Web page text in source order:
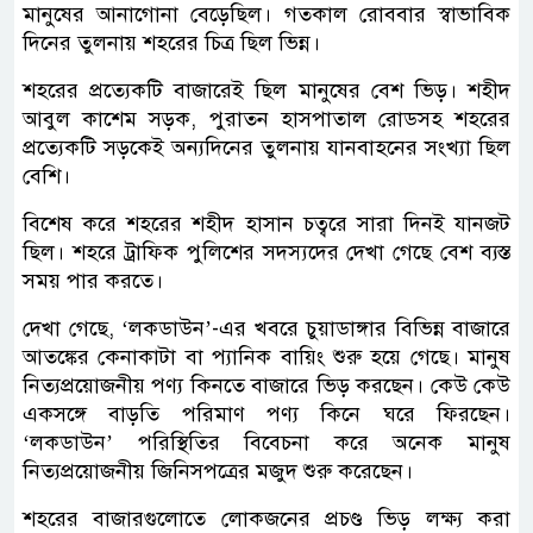
মানুষের আনাগোনা বেড়েছিল। গতকাল রোববার স্বাভাবিক
দিনের তুলনায় শহরের চিত্র ছিল ভিন্ন।
শহরের প্রত্যেকটি বাজারেই ছিল মানুষের বেশ ভিড়। শহীদ
আবুল কাশেম সড়ক, পুরাতন হাসপাতাল রোডসহ শহরের
প্রত্যেকটি সড়কেই অন্যদিনের তুলনায় যানবাহনের সংখ্যা ছিল
বেশি।
বিশেষ করে শহরের শহীদ হাসান চত্বরে সারা দিনই যানজট
ছিল। শহরে ট্রাফিক পুলিশের সদস্যদের দেখা গেছে বেশ ব্যস্ত
সময় পার করতে।
দেখা গেছে, ‘লকডাউন’-এর খবরে চুয়াডাঙ্গার বিভিন্ন বাজারে
আতঙ্কের কেনাকাটা বা প্যানিক বায়িং শুরু হয়ে গেছে। মানুষ
নিত্যপ্রয়োজনীয় পণ্য কিনতে বাজারে ভিড় করছেন। কেউ কেউ
একসঙ্গে বাড়তি পরিমাণ পণ্য কিনে ঘরে ফিরছেন।
‘লকডাউন’ পরিস্থিতির বিবেচনা করে অনেক মানুষ
নিত্যপ্রয়োজনীয় জিনিসপত্রের মজুদ শুরু করেছেন।
শহরের বাজারগুলোতে লোকজনের প্রচণ্ড ভিড় লক্ষ্য করা